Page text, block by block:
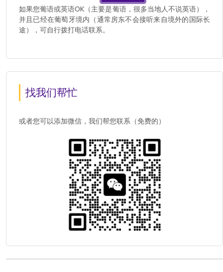
如果您葡语或英语OK（主要是葡语，很多当地人不说英语），
并且已经在葡萄牙境内（通常房东不会接听来自境外的国际长
途），可自行拨打电话联系。
找我们帮忙
或者您可以添加微信，我们帮您联系（免费的）